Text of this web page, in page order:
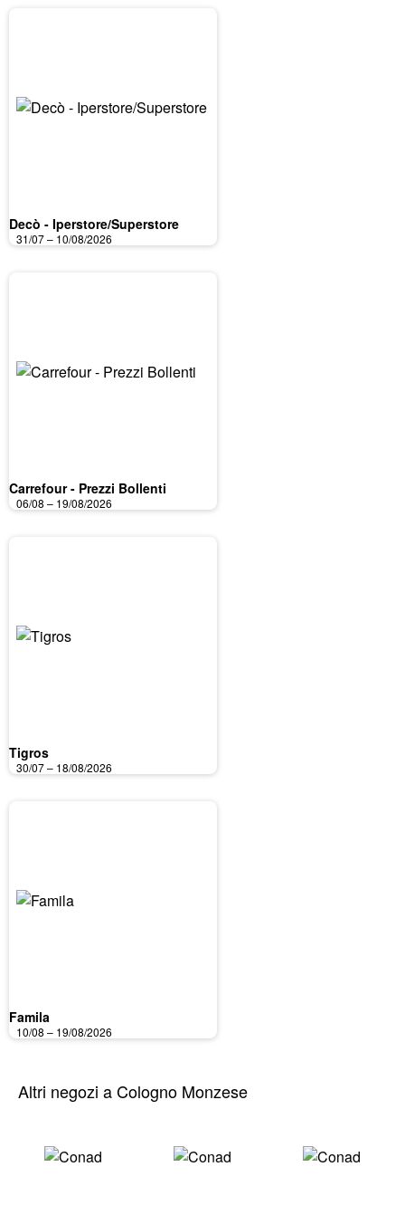
Decò - Iperstore/Superstore
31/07 – 10/08/2026
Carrefour - Prezzi Bollenti
06/08 – 19/08/2026
Tigros
30/07 – 18/08/2026
Famila
10/08 – 19/08/2026
Altri negozi a Cologno Monzese